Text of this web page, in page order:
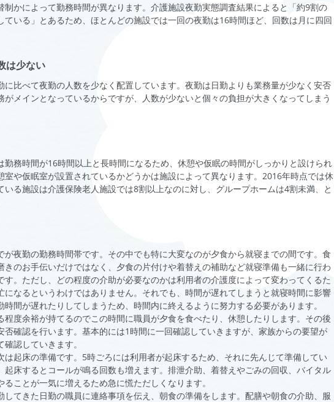
制かによって勤務時間が異なります。介護施設夜勤実態調査結果によると「約9割の
ている」とあるため、ほとんどの施設では一回の夜勤は16時間ほど、回数は月に四回
は少ない
に比べて夜勤の人数を少なく配置しています。夜勤は日勤よりも業務量が少なく安否
がメインとなっているからですが、人数が少ないと個々の負担が大きくなってしまう
勤務時間が16時間以上と長時間になるため、休憩や仮眠の時間がしっかりと設けられ
室や仮眠室が設置されているかどうかは施設によって異なります。2016年時点では休
いる施設は介護保険老人施設では8割以上なのに対し、グループホームは4割未満、と
が夜勤の勤務時間帯です。その中でも特に大変なのが夕食から就寝までの間です。食
きのお手伝いだけではなく、夕食の片付けや着替えの補助など就寝準備も一緒に行わ
す。ただし、どの程度の介助が必要なのかは利用者の介護度によって変わってくるた
になるというわけではありません。それでも、時間が遅れてしまうと就寝時間に影響
時間が遅れたりしてしまうため、時間内に終えるように努力する必要があります。
程度余裕が持てるのでこの時間に職員が夕食を食べたり、休憩したりします。その後
否確認を行います。基本的には1時間に一回確認していきますが、家族からの要望が
認していきます。
は起床の準備です。5時ごろには利用者が起床するため、それに先んじて準備してい
起床するとコールが鳴る回数も増えます。排泄介助、着替えやごみの回収、バイタル
ことが一気に増えるため急に慌ただしくなります。
してきた日勤の職員に連絡事項を伝え、朝食の準備をします。配膳や朝食の介助、服